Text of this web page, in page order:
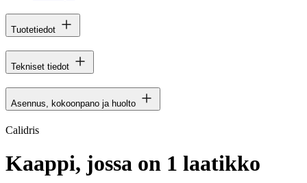
Tuotetiedot
Tekniset tiedot
Asennus, kokoonpano ja huolto
Calidris
Kaappi, jossa on 1 laatikko